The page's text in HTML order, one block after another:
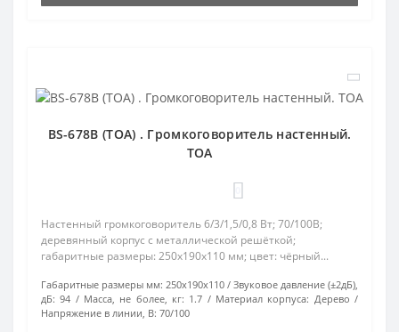
BS-678B (TOA) . Громкоговоритель настенный.
TOA
Настенный громкоговоритель 6/3/1,5/0,8 Вт; 70/100В;
деревянный корпус с металлической решёткой;
габаритные размеры: 250х190х110 мм; цвет: чёрный...
Габаритные размеры мм: 250х190х110
Звуковое давление (±2дБ),
дБ: 94 Масса, не более, кг: 1.7 Материал корпуса: Дерево
Напряжение в линии, В: 70/100